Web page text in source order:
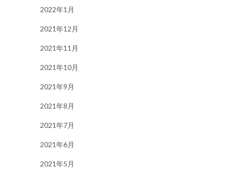
2022年1月
2021年12月
2021年11月
2021年10月
2021年9月
2021年8月
2021年7月
2021年6月
2021年5月